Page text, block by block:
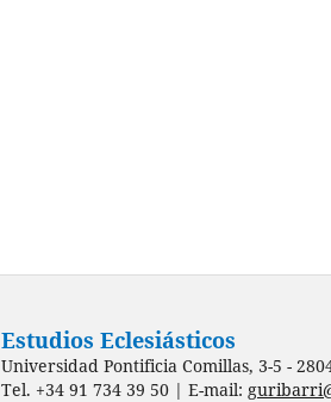
Estudios Eclesiásticos
Universidad Pontificia Comillas, 3-5 -
Tel. +34 91 734 39 50 | E-mail: